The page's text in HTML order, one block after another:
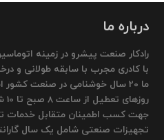
درباره ما
رادکار صنعت پیشرو در زمینه
با کادری مجرب با سابقه طولانی و
ما 20 سال خوشنامی در صنعت
جهت کسب اطمینان متقابل خدمات
تجهیزات صنعتی شامل یک سال